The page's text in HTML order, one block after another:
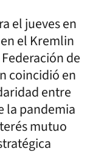
el jueves en
el Kremlin
de
coincidió en
entre
la pandemia
mutuo